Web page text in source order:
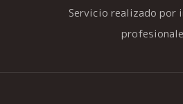
Servicio realizado por